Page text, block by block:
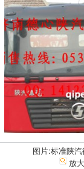
图片:标准陕
放